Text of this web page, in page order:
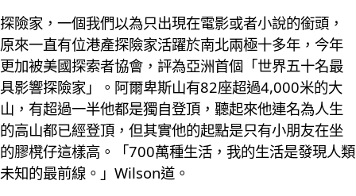
探險家，一個我們以為只出現在電影或者小說的銜頭，
原來一直有位港產探險家活躍於南北兩極十多年，今年
更加被美國探索者協會，評為亞洲首個「世界五十名最
具影響探險家」。阿爾卑斯山有82座超過4,000米的大
山，有超過一半他都是獨自登頂，聽起來他連名為人生
的高山都已經登頂，但其實他的起點是只有小朋友在坐
的膠櫈仔這樣高。「700萬種生活，我的生活是發現人類
未知的最前線。」Wilson道。